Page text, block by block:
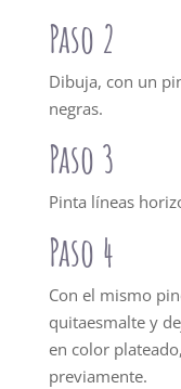
Paso 2
Dibuja, con un
negras.
Paso 3
Pinta líneas
Paso 4
Con el mismo
quitaesmalte y
en color
previamente.